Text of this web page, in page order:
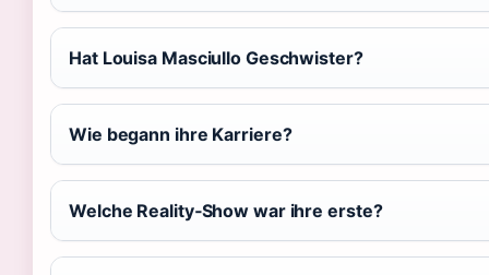
Hat Louisa Masciullo Geschwister?
Wie begann ihre Karriere?
Welche Reality‑Show war ihre erste?